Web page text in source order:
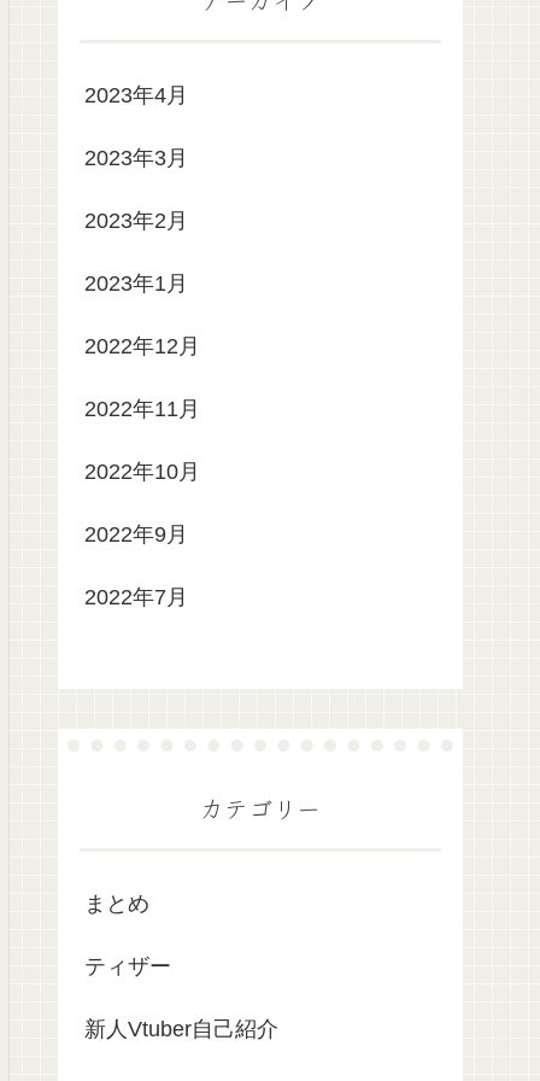
2023年4月
2023年3月
2023年2月
2023年1月
2022年12月
2022年11月
2022年10月
2022年9月
2022年7月
カテゴリー
まとめ
ティザー
新人Vtuber自己紹介